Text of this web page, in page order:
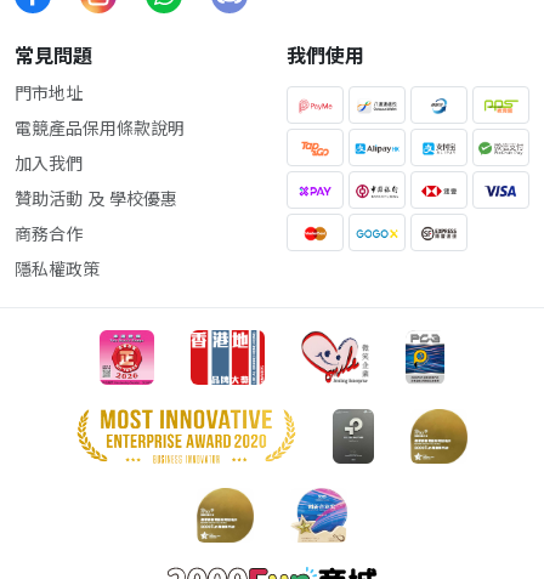
常見問題
門市地址
電競產品保用條款說明
加入我們
贊助活動 及 學校優惠
商務合作
隱私權政策
我們使用